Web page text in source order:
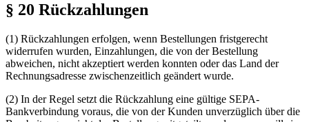
§ 20 Rückzahlungen
(1) Rückzahlungen erfolgen, wenn Bestellungen fristgerecht
widerrufen wurden, Einzahlungen, die von der Bestellung
abweichen, nicht akzeptiert werden konnten oder das Land der
Rechnungsadresse zwischenzeitlich geändert wurde.
(2) In der Regel setzt die Rückzahlung eine gültige SEPA-
Bankverbindung voraus, die von der Kunden unverzüglich über die